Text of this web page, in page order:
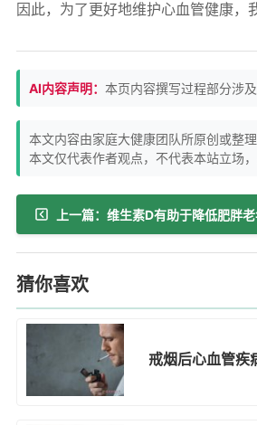
因此，为了更好地维护心血管健康，
AI内容声明： 本页内容撰写过程部分涉
本文内容由家庭大健康团队所原创或整
本文仅代表作者观点，不代表本站立场
上一篇：维生素D有助于降低肥胖
猜你喜欢
戒烟后心血管疾